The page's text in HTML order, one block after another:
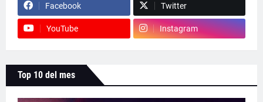
Facebook Twitter
YouTube Instagram
Top 10 del mes